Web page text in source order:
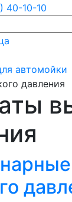
40-10-10
автомойки
давления